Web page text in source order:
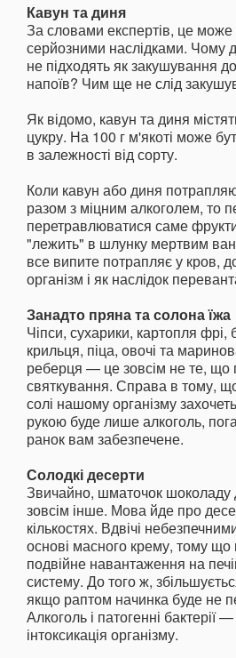
Кавун та диня
За словами експертів, це може
серйозними наслідками. Чому
не підходять як закушування
напоїв? Чим ще не слід
Як відомо, кавун та диня
цукру. На 100 г м'якоті може
в залежності від сорту.
Коли кавун або диня
разом з міцним алкоголем, то
перетравлюватися саме
"лежить" в шлунку мертвим
все випите потрапляє у кров,
організм і як наслідок
Занадто пряна та солона їжа
Чіпси, сухарики, картопля фрі,
крильця, піца, овочі та
реберця — це зовсім не те, що
святкування. Справа в тому,
солі нашому організму
рукою буде лише алкоголь,
ранок вам забезпечене.
Солодкі десерти
Звичайно, шматочок шоколаду
зовсім інше. Мова йде про
кількостях. Вдвічі
основі масного крему, тому що
подвійне навантаження на
систему. До того ж,
якщо раптом начинка буде не
Алкоголь і патогенні бактерії
інтоксикація організму.